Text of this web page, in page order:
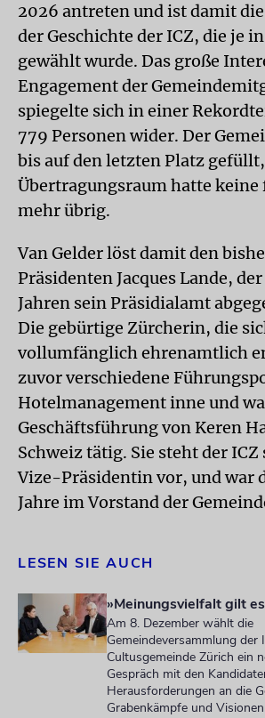
2026 antreten und ist damit
der Geschichte der ICZ, die je
gewählt wurde. Das große
Engagement der
spiegelte sich in einer
779 Personen wider. Der
bis auf den letzten Platz
Übertragungsraum hatte keine
mehr übrig.
Van Gelder löst damit den
Präsidenten Jacques Lande,
Jahren sein Präsidialamt
Die gebürtige Zürcherin, die
vollumfänglich ehrenamtlich
zuvor verschiedene
Hotelmanagement inne und
Geschäftsführung von Keren
Schweiz tätig. Sie steht der
Vize-Präsidentin vor, und war
Jahre im Vorstand der
LESEN SIE AUCH
»Meinungsvielfalt gilt
Am 8. Dezember wählt die
Gemeindeversammlung der
Cultusgemeinde Zürich ein
Gespräch mit den
Herausforderungen an die
Grabenkämpfe und Visionen